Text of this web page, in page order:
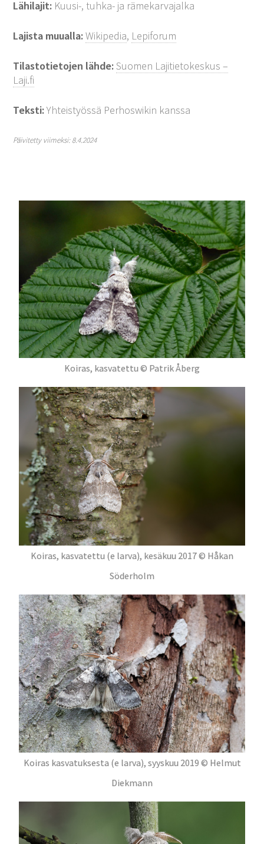
Lähilajit: Kuusi-, tuhka- ja rämekarvajalka
Lajista muualla:Wikipedia, Lepiforum
Tilastotietojen lähde:Suomen Lajitietokeskus –
Laji.fi
Teksti:Yhteistyössä Perhoswikin kanssa
Päivitetty viimeksi: 8.4.2024
Koiras, kasvatettu © Patrik Åberg
Koiras, kasvatettu (e larva), kesäkuu 2017 © Håkan
Söderholm
Koiras kasvatuksesta (e larva), syyskuu 2019 © Helmut
Diekmann